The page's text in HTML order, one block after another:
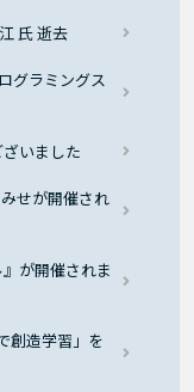
氏 逝去
グラミングス
いました
せが開催され
が開催されま
創造学習」を